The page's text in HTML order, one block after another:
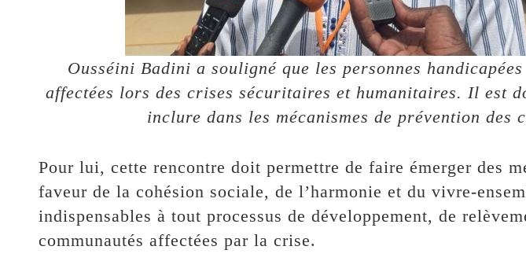
Ousséini Badini a souligné que les personnes
affectées lors des crises sécuritaires et humanitaires. Il est
inclure dans les mécanismes de prévention des
Pour lui, cette rencontre doit permettre de faire émerger des
faveur de la cohésion sociale, de l’harmonie et du vivre-
indispensables à tout processus de développement, de
communautés affectées par la crise.